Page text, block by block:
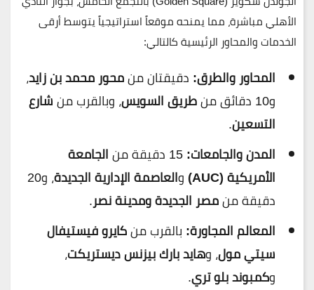
الأهلي مباشرة، مما يمنحه موقعاً استراتيجياً يتوسط أرقى
الخدمات والمحاور الرئيسية كالتالي:
المحاور والطرق: دقيقتان منمحور محمد بن زايد،
و10 دقائق من
طريق السويس، وبالقرب منشارع
التسعين.
المدن والجامعات:
الجامعة
الأمريكية (AUC)
والعاصمة الإدارية الجديدة ، و20
دقيقة منمصر الجديدة ومدينة نصر.
المعالم المجاورة: بالقرب منكايرو فيستيفال
سيتي مول، وهايد بارك بيزنس ديستريكت،
وكمبوند بلو تري.